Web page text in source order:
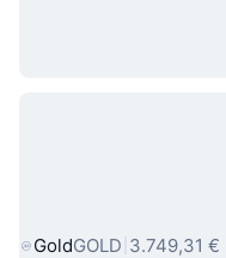
Beliebte
GoldGOLD 3.749,31 €